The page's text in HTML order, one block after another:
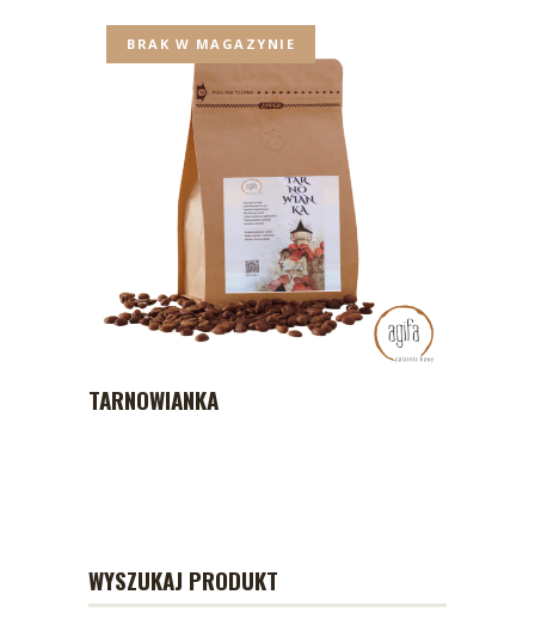
BRAK W MAGAZYNIE
TARNOWIANKA
WYSZUKAJ PRODUKT